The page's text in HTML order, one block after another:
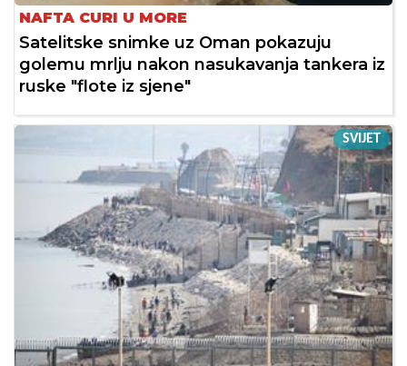
NAFTA CURI U MORE
Satelitske snimke uz Oman pokazuju
golemu mrlju nakon nasukavanja tankera iz
ruske "flote iz sjene"
SVIJET